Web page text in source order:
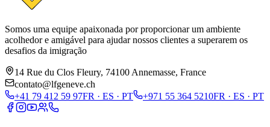
Somos uma equipe apaixonada por proporcionar um ambiente
acolhedor e amigável para ajudar nossos clientes a superarem os
desafios da imigração
14 Rue du Clos Fleury, 74100 Annemasse, France
contato@lfgeneve.ch
+41 79 412 59 97FR · ES · PT +971 55 364 5210FR · ES · PT